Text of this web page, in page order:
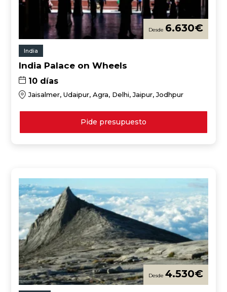
6.630€
India
India Palace on Wheels
10 días
Jaisalmer, Udaipur, Agra, Delhi, Jaipur, Jodhpur
Pide presupuesto
4.530€